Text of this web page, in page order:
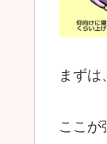
まずは
ここが